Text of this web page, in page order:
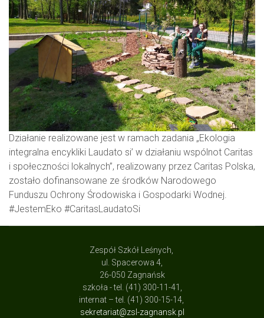
Działanie realizowane jest w ramach zadania „Ekologia
integralna encykliki Laudato si’ w działaniu wspólnot Caritas
i społeczności lokalnych”, realizowany przez Caritas Polska,
zostało dofinansowane ze środków Narodowego
Funduszu Ochrony Środowiska i Gospodarki Wodnej.
#JestemEko #CaritasLaudatoSi
Zespół Szkół Leśnych,
ul. Spacerowa 4,
26-050 Zagnańsk
szkoła - tel. (41) 300-11-41,
internat – tel. (41) 300-15-14,
sekretariat@zsl-zagnansk.pl